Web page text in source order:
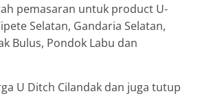
pemasaran untuk product U-
Selatan, Gandaria Selatan,
Bulus, Pondok Labu dan
U Ditch Cilandak dan juga tutup